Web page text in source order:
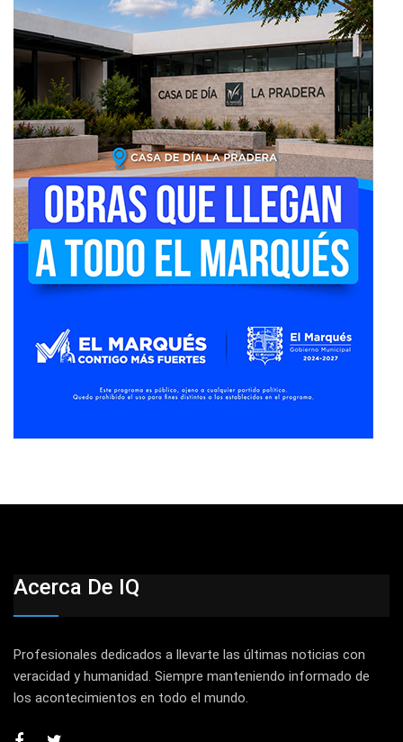
Acerca De IQ
Profesionales dedicados a llevarte las últimas noticias con
veracidad y humanidad. Siempre manteniendo informado de
los acontecimientos en todo el mundo.